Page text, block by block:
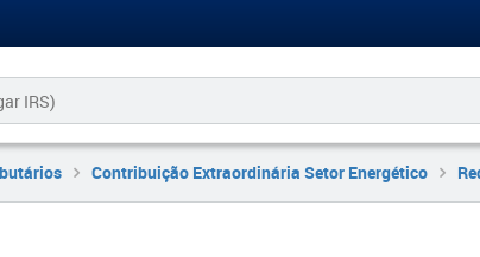
Contribuição Extraordinária Setor Energético